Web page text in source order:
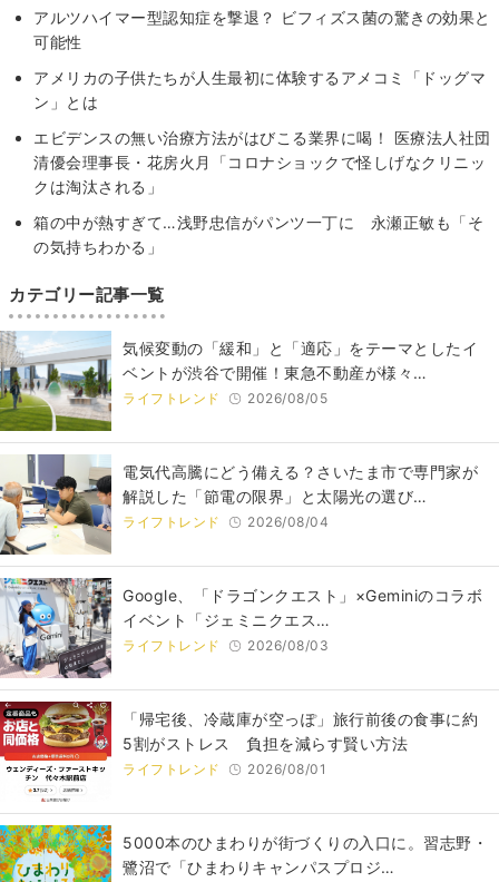
アルツハイマー型認知症を撃退？ ビフィズス菌の驚きの効果と
可能性
アメリカの子供たちが人生最初に体験するアメコミ「ドッグマ
ン」とは
エビデンスの無い治療方法がはびこる業界に喝！ 医療法人社団
清優会理事長・花房火月「コロナショックで怪しげなクリニッ
クは淘汰される」
箱の中が熱すぎて…浅野忠信がパンツ一丁に 永瀬正敏も「そ
の気持ちわかる」
カテゴリー記事一覧
気候変動の「緩和」と「適応」をテーマとしたイ
ベントが渋谷で開催！東急不動産が様々…
ライフトレンド 2026/08/05
電気代高騰にどう備える？さいたま市で専門家が
解説した「節電の限界」と太陽光の選び…
ライフトレンド 2026/08/04
Google、「ドラゴンクエスト」×Geminiのコラボ
イベント「ジェミニクエス…
ライフトレンド 2026/08/03
「帰宅後、冷蔵庫が空っぽ」旅行前後の食事に約
5割がストレス 負担を減らす賢い方法
ライフトレンド 2026/08/01
5000本のひまわりが街づくりの入口に。習志野・
鷺沼で「ひまわりキャンパスプロジ…